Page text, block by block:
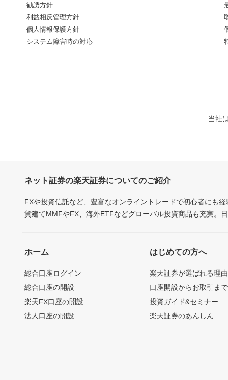
勧誘方針
利益相反管理方針
個人情報保護方針
システム障害時の対応
当社
ネット証券の楽天証券についてのご紹介
FXや投資信託など、豊富なオンライントレードで初心者にも
貨建てMMFやFX、海外ETFなどグローバル投資商品も充実。
ホーム
総合口座ログイン
総合口座の開設
楽天FX口座の開設
法人口座の開設
はじめての方へ
楽天証券が選ばれる理由
口座開設からお取引ま
投資ガイド&セミナー
楽天証券のあんしん